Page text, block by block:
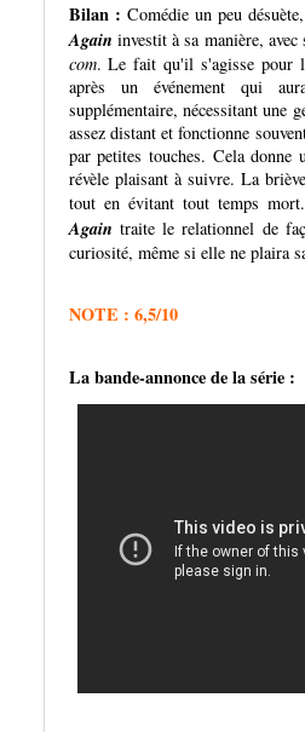
Bilan : Comédie un peu
Again investit à sa manière,
com. Le fait qu'il s'agisse pour
après un événement qui
supplémentaire, nécessitant une
assez distant et fonctionne
par petites touches. Cela donne
révèle plaisant à suivre. La
tout en évitant tout temps
Again traite le relationnel de
curiosité, même si elle ne plaira
NOTE : 6,5/10
La bande-annonce de la série :